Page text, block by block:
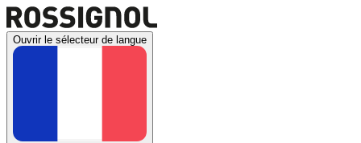
Ouvrir le sélecteur de langue